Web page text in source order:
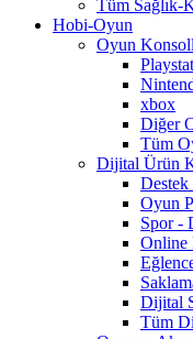
Tüm Sağlık-
Hobi-Oyun
Oyun
xbox
Diğer
Tüm
Dijital Ürün
Destek
Oyun
Spor -
Online
Dijital
Tüm